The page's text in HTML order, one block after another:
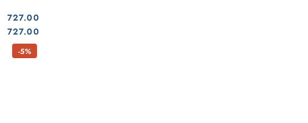
Cena:
727.00
Cena:
727.00
-5%